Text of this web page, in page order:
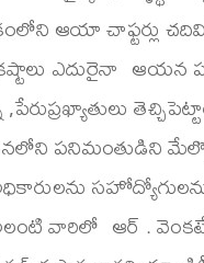
ఆయా చాఫ్టర్లు
ఎదురైనా
పనిమంతుడిని
వారిలో ఆర్ .